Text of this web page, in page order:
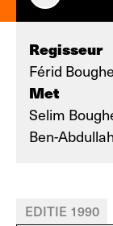
Regisseur
Férid
Met
Selim
Ben-Abdullah
EDITIE 1990